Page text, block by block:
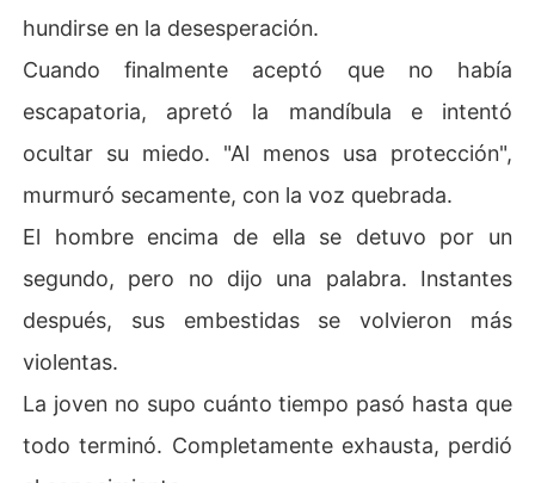
hundirse en la desesperación.
Cuando finalmente aceptó que no había
escapatoria, apretó la mandíbula e intentó
ocultar su miedo. "Al menos usa protección",
murmuró secamente, con la voz quebrada.
El hombre encima de ella se detuvo por un
segundo, pero no dijo una palabra. Instantes
después, sus embestidas se volvieron más
violentas.
La joven no supo cuánto tiempo pasó hasta que
todo terminó. Completamente exhausta, perdió